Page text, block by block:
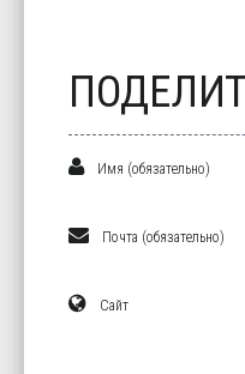
Имя (обязательно)
Почта (обязательно)
Сайт